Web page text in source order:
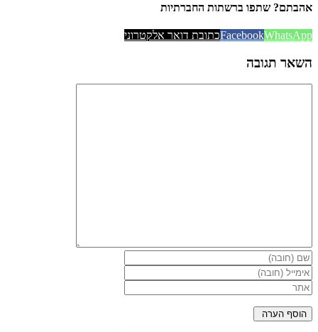
אהבתם? שתפו ברשתות החברתיות
FacebookWhatsApp כתובת דואר אלקטרוני
השאר תגובה